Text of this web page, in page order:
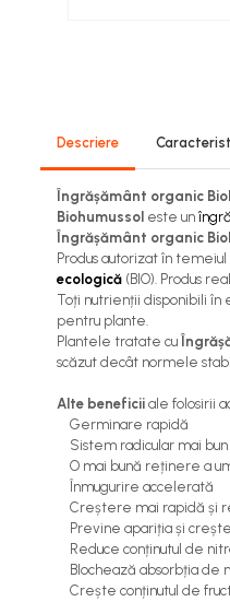
Cereale păioase
Rapiță
Cartofi
Viță de vie
Sfeclă
Soia, Mazăre, Fasole
Insecticide
Floarea soarelui
Cereale păioase
Soia, mazare, fasole
Descriere
Îngrășământ organic
Biohumussol este un
Îngrășământ organic
Produs autorizat în temeiul
ecologică (BIO). Produs
Toți nutrienții disponibili
pentru plante.
Plantele tratate cu
scăzut decât normele
Alte beneficii ale folosirii
Germinare rapidă
Sistem radicular mai
O mai bună reținere a
Înmugurire accelerată
Creștere mai rapidă și
Previne apariția și
Reduce conținutul de
B lochează absorbția
Crește conținutul de